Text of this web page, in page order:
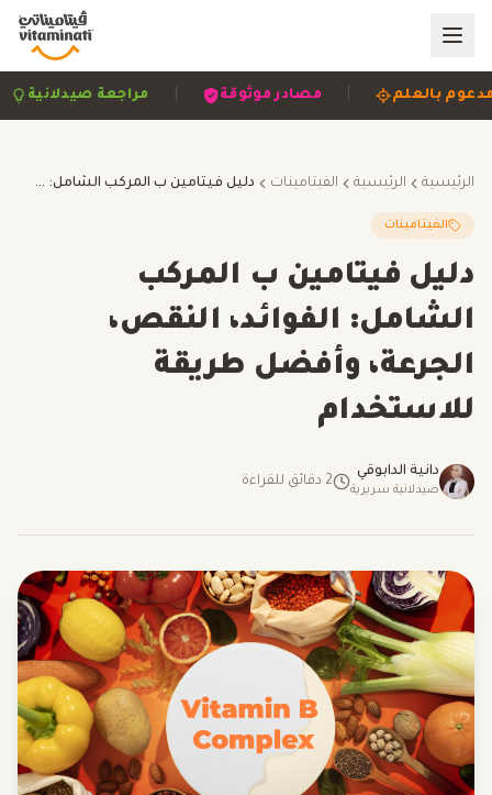
مراجعة | مصادر موثوقة | مدعوم بالعلم |
الرئيسية الرئيسية الفيتامينات دليل فيتامين ب المركب الشامل: الفوائد، النقص، الجرعة، وأفضل طريقة للاستخدام
الفيتامينات
دليل فيتامين ب المركب
الشامل: الفوائد، النقص،
الجرعة، وأفضل طريقة
للاستخدام
دانية الدابوقي
صيدلانية سريرية
2 دقائق للقراءة